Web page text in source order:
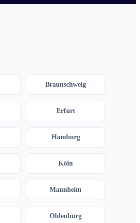
Braunschweig
Erfurt
Hamburg
Köln
Mannheim
Oldenburg